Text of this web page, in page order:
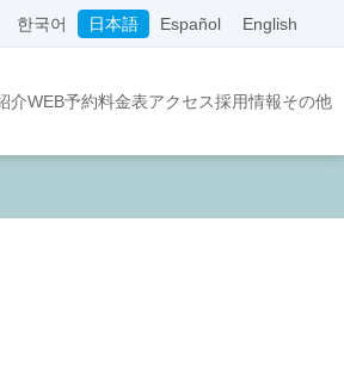
한국어 日本語 Español English
介WEB予約料金表アクセス採用情報その他